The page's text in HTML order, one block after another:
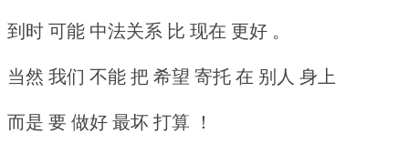
到时 可能 中法关系 比 现在 更好 。
当然 我们 不能 把 希望 寄托 在 别人 身上
而是 要 做好 最坏 打算 ！